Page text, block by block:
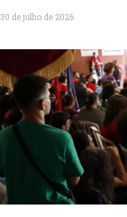
30 de julho de 2026